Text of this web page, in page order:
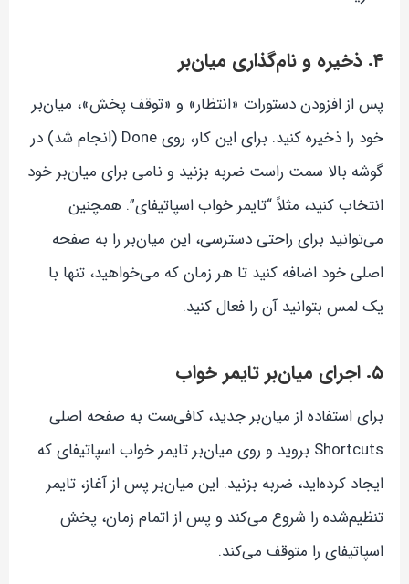
۴. ذخیره و نام‌گذاری میان‌بر
پس از افزودن دستورات «انتظار» و «توقف پخش»، میان‌بر
خود را ذخیره کنید. برای این کار، روی Done (انجام شد) در
گوشه بالا سمت راست ضربه بزنید و نامی برای میان‌بر خود
انتخاب کنید، مثلاً “تایمر خواب اسپاتیفای”. همچنین
می‌توانید برای راحتی دسترسی، این میان‌بر را به صفحه
اصلی خود اضافه کنید تا هر زمان که می‌خواهید، تنها با
یک لمس بتوانید آن را فعال کنید.
۵. اجرای میان‌بر تایمر خواب
برای استفاده از میان‌بر جدید، کافی‌ست به صفحه اصلی
Shortcuts بروید و روی میان‌بر تایمر خواب اسپاتیفای که
ایجاد کرده‌اید، ضربه بزنید. این میان‌بر پس از آغاز، تایمر
تنظیم‌شده را شروع می‌کند و پس از اتمام زمان، پخش
اسپاتیفای را متوقف می‌کند.